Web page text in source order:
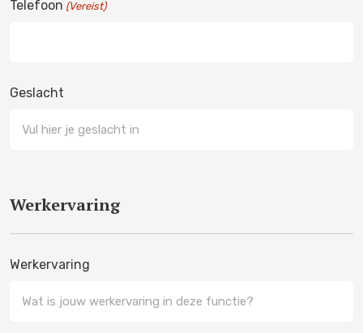
Telefoon (Vereist)
Geslacht
Werkervaring
Werkervaring